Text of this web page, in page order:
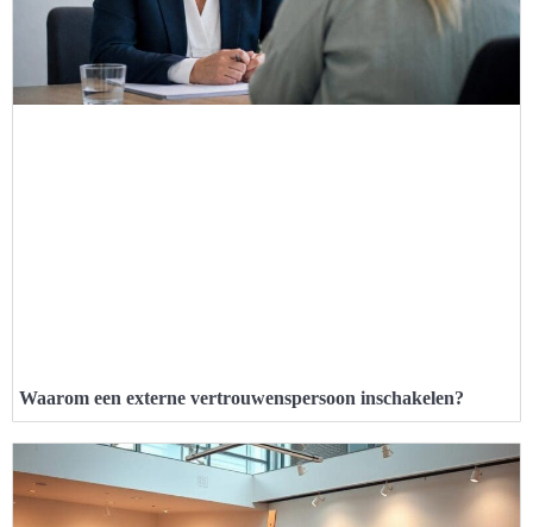
Waarom een externe vertrouwenspersoon inschakelen?